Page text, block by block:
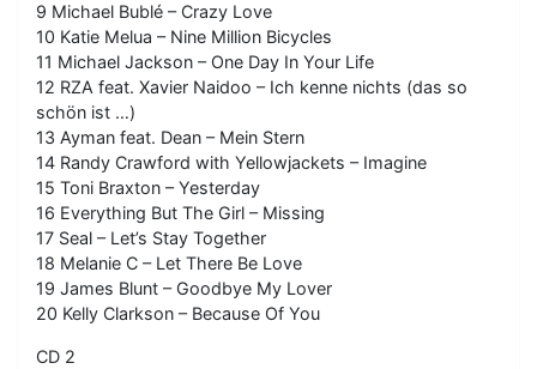
9 Michael Bublé – Crazy Love
10 Katie Melua – Nine Million Bicycles
11 Michael Jackson – One Day In Your Life
12 RZA feat. Xavier Naidoo – Ich kenne nichts (das so
schön ist …)
13 Ayman feat. Dean – Mein Stern
14 Randy Crawford with Yellowjackets – Imagine
15 Toni Braxton – Yesterday
16 Everything But The Girl – Missing
17 Seal – Let’s Stay Together
18 Melanie C – Let There Be Love
19 James Blunt – Goodbye My Lover
20 Kelly Clarkson – Because Of You
CD 2